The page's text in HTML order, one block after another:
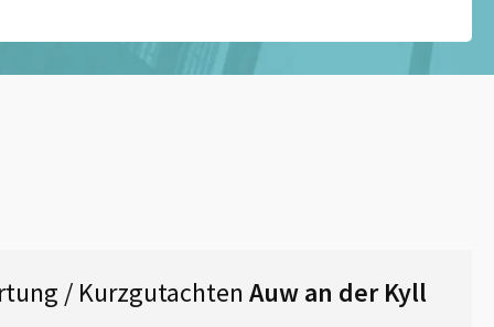
/ Kurzgutachten Auw an der Kyll